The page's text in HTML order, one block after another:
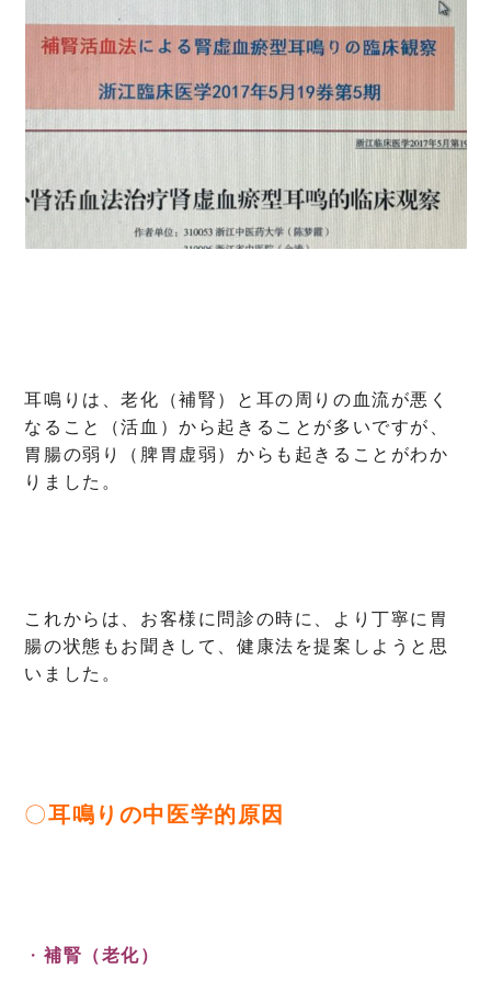
耳鳴りは、老化（補腎）と耳の周りの血流が悪く
なること（活血）から起きることが多いですが、
胃腸の弱り（脾胃虚弱）からも起きることがわか
りました。
これからは、お客様に問診の時に、より丁寧に胃
腸の状態もお聞きして、健康法を提案しようと思
いました。
〇耳鳴りの中医学的原因
・ 補腎（老化）